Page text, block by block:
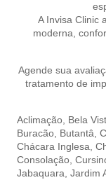
A Invisa Clinic
moderna,
Agende sua
tratamento de
Aclimação, Bela
Buracão, Butantâ,
Chácara Inglesa,
Consolação,
Jabaquara, Jardim